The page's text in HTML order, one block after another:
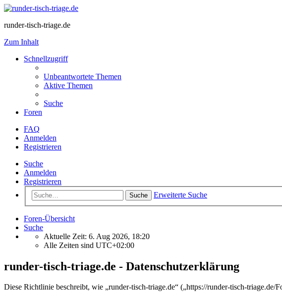
runder-tisch-triage.de
Zum Inhalt
Schnellzugriff
Unbeantwortete Themen
Aktive Themen
Suche
Foren
FAQ
Anmelden
Registrieren
Suche
Anmelden
Registrieren
Suche Erweiterte Suche
Foren-Übersicht
Suche
Aktuelle Zeit: 6. Aug 2026, 18:20
Alle Zeiten sind UTC+02:00
runder-tisch-triage.de - Datenschutzerklärung
Diese Richtlinie beschreibt, wie „runder-tisch-triage.de“ („https://runder-tisch-